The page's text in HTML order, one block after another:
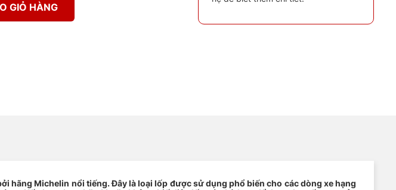
GIỎ HÀNG
hãng Michelin nổi tiếng. Đây là loại lốp được sử dụng phổ biến cho các dòng xe hạng